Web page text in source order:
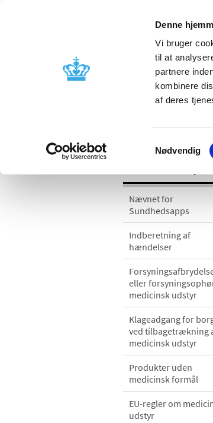
Denne
Vi bruger
til at
partnere
kombinere
af deres
Samtykkevalg
Nødvendig
Godkendelse og
Nævnet for
Sundhedsapps
Indberetning af
hændelser
eller
medicinsk udstyr
Klageadgang for
ved tilbagetrækning
medicinsk udstyr
Produkter uden
medicinsk formål
EU-regler om
udstyr